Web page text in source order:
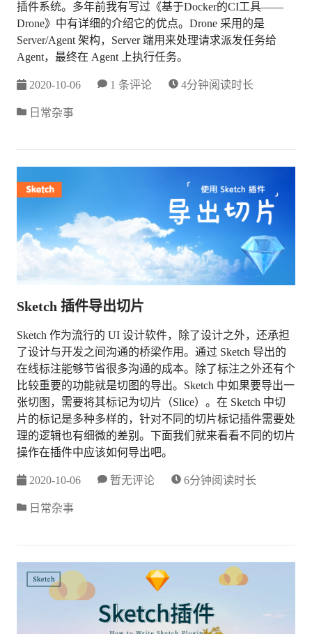
插件系统。多年前我有写过《基于Docker的CI工具——
Drone》中有详细的介绍它的优点。Drone 采用的是
Server/Agent 架构，Server 端用来处理请求派发任务给
Agent，最终在 Agent 上执行任务。
2020-10-06 1 条评论 4分钟阅读时长
日常杂事
Sketch 插件导出切片
Sketch 作为流行的 UI 设计软件，除了设计之外，还承担
了设计与开发之间沟通的桥梁作用。通过 Sketch 导出的
在线标注能够节省很多沟通的成本。除了标注之外还有个
比较重要的功能就是切图的导出。Sketch 中如果要导出一
张切图，需要将其标记为切片（Slice）。在 Sketch 中切
片的标记是多种多样的，针对不同的切片标记插件需要处
理的逻辑也有细微的差别。下面我们就来看看不同的切片
操作在插件中应该如何导出吧。
2020-10-06 暂无评论 6分钟阅读时长
日常杂事